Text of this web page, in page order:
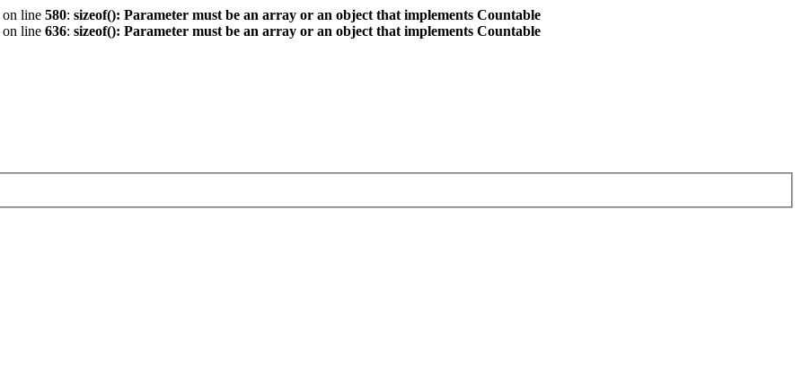
on line 580: sizeof(): Parameter must be an array or an object that implements Countable
on line 636: sizeof(): Parameter must be an array or an object that implements Countable